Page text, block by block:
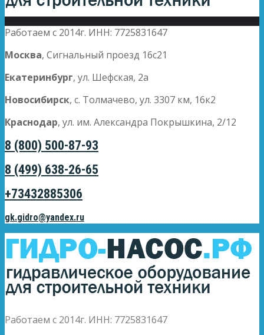
Работаем с 2014г. ИНН: 7725831647
Москва, Сигнальный проезд 16с21
Екатеринбург, ул. Шефская, 2а
Новосибирск, с. Толмачево, ул. 3307 км, 16к2
Краснодар, ул. им. Александра Покрышкина, 2/12
8 (800) 500-87-93
8 (499) 638-26-65
+73432885306
gk.gidro@yandex.ru
Работаем с 2014г. ИНН: 7725831647